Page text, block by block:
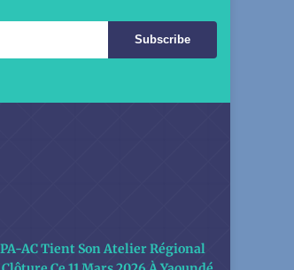
Subscribe
AC Tient Son Atelier Régional